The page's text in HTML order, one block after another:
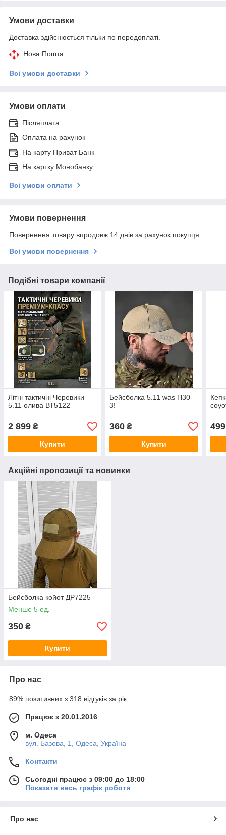
Умови доставки
Доставка здійснюється тільки по передоплаті.
Нова Пошта
Всі умови доставки
Умови оплати
Післяплата
Оплата на рахунок
На карту Приват Банк
На картку Монобанку
Всі умови оплати
Умови повернення
Повернення товару впродовж 14 днів за рахунок покупця
Всі умови повернення
Подібні товари компанії
Літні тактичні Черевики
5.11 олива ВТ5122
2 899 ₴
Купити
Бейсболка 5.11 was П30-
3!
360₴
Купити
499
Акційні пропозиції та новинки
Бейсболка койот ДР7225
Менше 5 од.
350 ₴
Купити
Про нас
89% позитивних з 318 відгуків за рік
Працює з 20.01.2016
м. Одеса
вул. Базова, 1, Одеса, Україна
Контакти
Сьогодні працює з 09:00 до 18:00
Показати весь графік роботи
Про нас